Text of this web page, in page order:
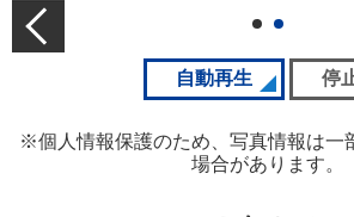
前の公売情報
スライドの自動再生
自動再生 ス
停
※個人情報保護のため、写真情報は一
場合があります。